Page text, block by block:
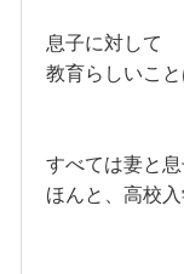
息子に対して
教育らしいこ
すべては妻と
ほんと、高校